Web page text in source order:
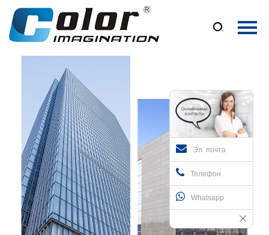

Главная
Продукция
Новости
Контакты
Эл. почта
Телефон
Whatsapp